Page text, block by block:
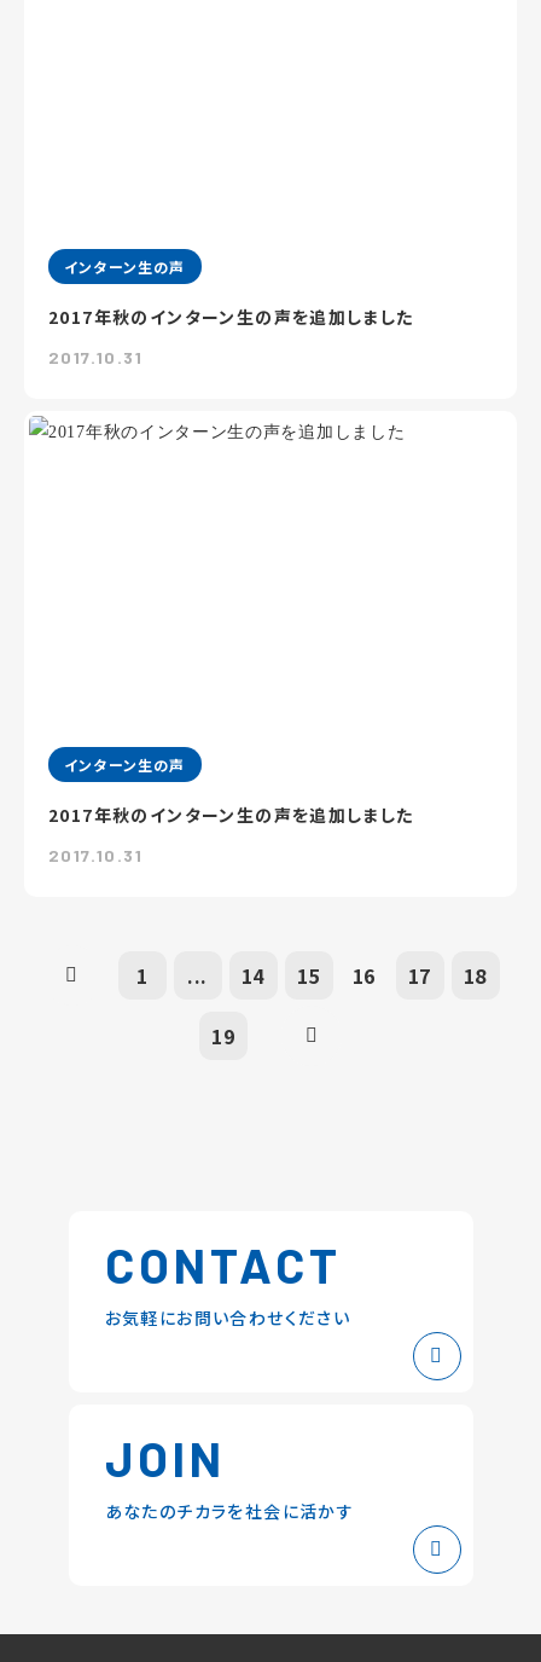
インターン生の声
2017年秋のインターン生の声を追加しました
2017.10.31
インターン生の声
2017年秋のインターン生の声を追加しました
2017.10.31
1 ... 14 15 16 17 18
19
CONTACT
お気軽にお問い合わせください
JOIN
あなたのチカラを社会に活かす